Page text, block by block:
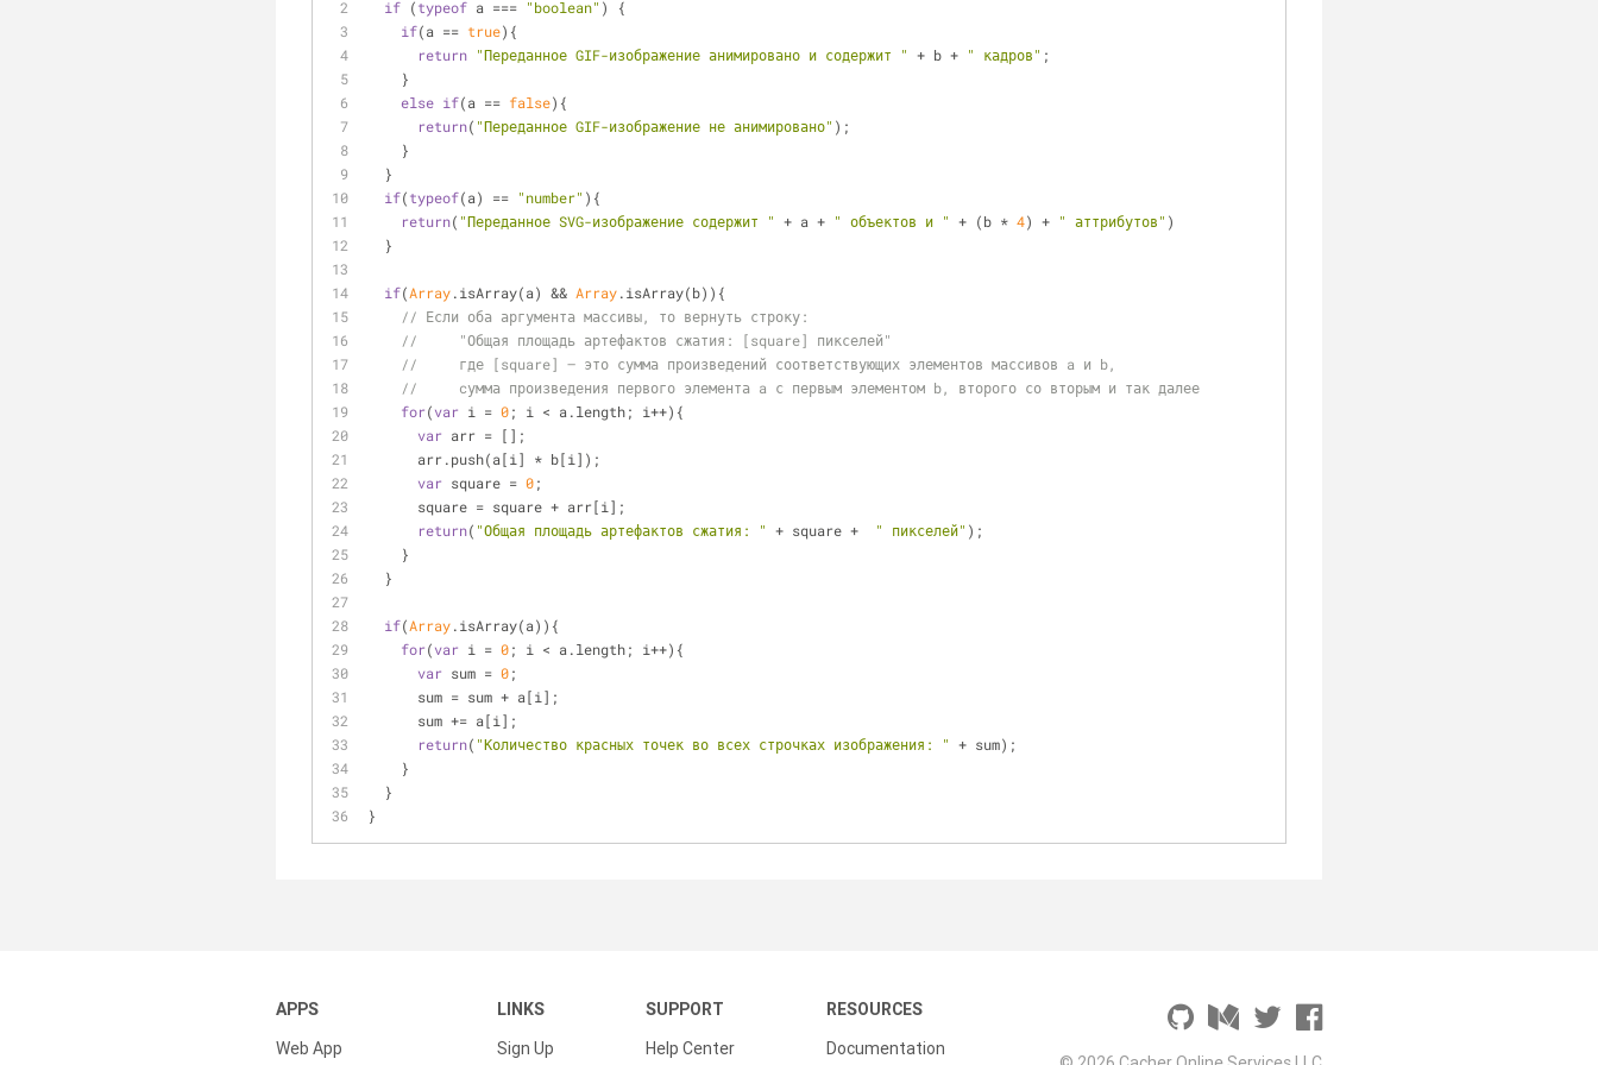
if (typeof a === "boolean" ) {
if(a == true){
return "Переданное GIF-изображение анимировано и содержит " + b + " кадров" ;
    }
else if(a == false){
return( "Переданное GIF-изображение не анимировано" );
    }
  }
if(typeof(a) == "number" ){
return( "Переданное SVG-изображение содержит " + a + " объектов и " + (b * 4) + " аттрибутов" )
  }
if(Array.isArray(a) && Array.isArray(b)){
// Если оба аргумента массивы, то вернуть строку:
//     "Общая площадь артефактов сжатия: [square] пикселей"
//     где [square] — это сумма произведений соответствующих элементов массивов a и b,
//     cумма произведения первого элемента a с первым элементом b, второго со вторым и так далее
for(var i = 0; i < a.length; i++){
var arr = [];
      arr.push(a[i] * b[i]);
var square = 0;
      square = square + arr[i];
return( "Общая площадь артефактов сжатия: " + square + " пикселей" );
    }
  }
if(Array.isArray(a)){
for(var i = 0; i < a.length; i++){
var sum = 0;
      sum = sum + a[i];
      sum += a[i];
return( "Количество красных точек во всех строчках изображения: " + sum);
    }
  }
}
APPS
Web App
LINKS
Sign Up
SUPPORT
Help Center
RESOURCES
Documentation